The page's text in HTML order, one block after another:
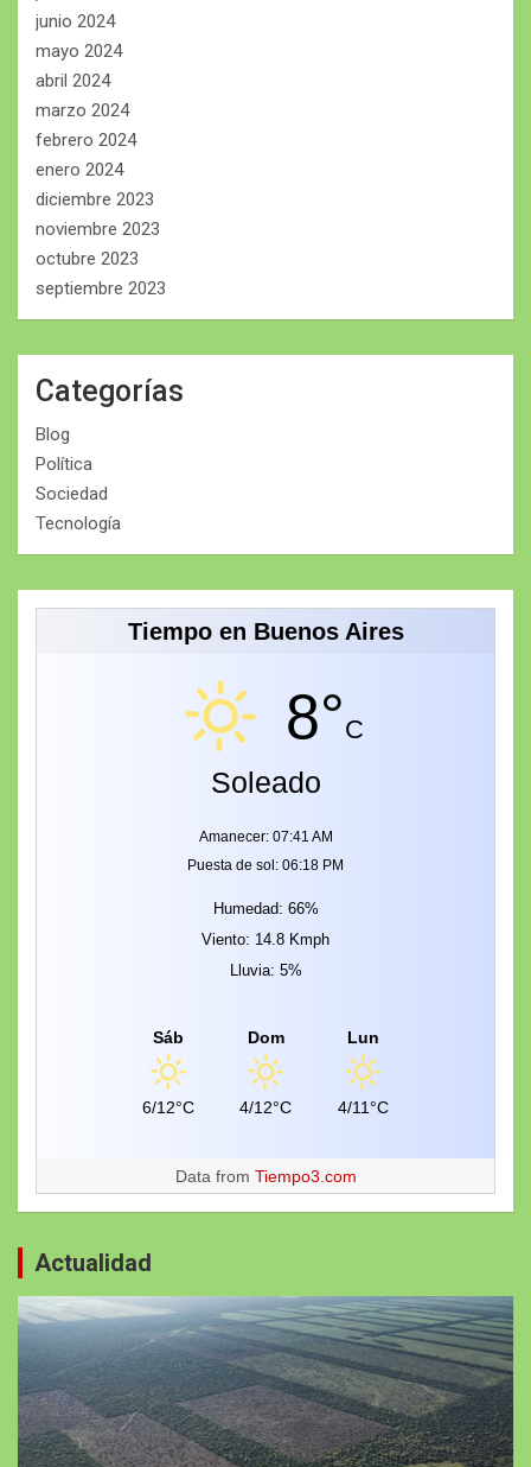
junio 2024
mayo 2024
abril 2024
marzo 2024
febrero 2024
enero 2024
diciembre 2023
noviembre 2023
octubre 2023
septiembre 2023
Categorías
Blog
Política
Sociedad
Tecnología
Tiempo en Buenos Aires
8°C
Soleado
Amanecer: 07:41 AM
Puesta de sol: 06:18 PM
Humedad: 66%
Viento: 14.8 Kmph
Lluvia: 5%
Sáb
6/12°C
Dom
4/12°C
Lun
4/11°C
Data from Tiempo3.com
Actualidad